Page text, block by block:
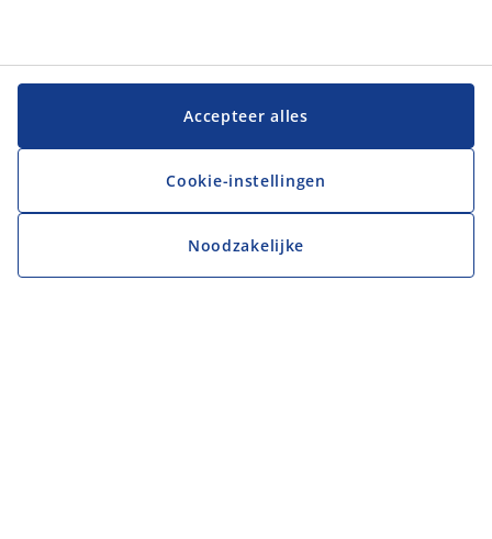
Accepteer alles
Cookie-instellingen
Noodzakelijke